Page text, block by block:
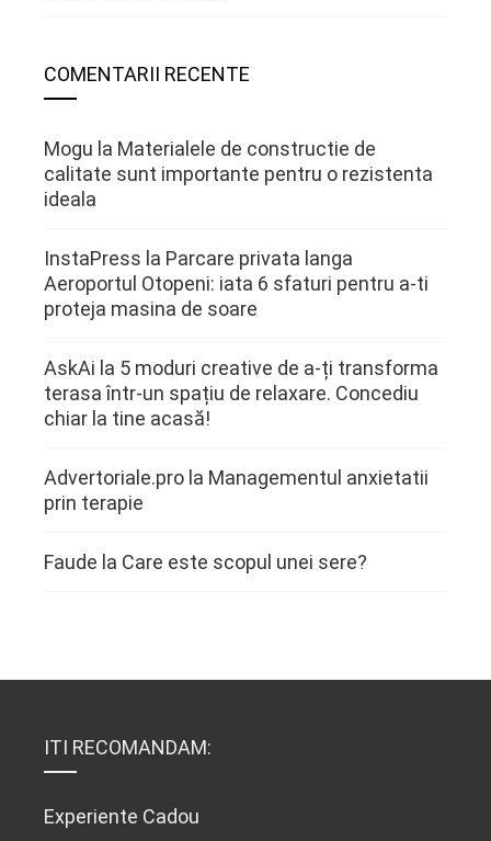
COMENTARII RECENTE
Mogu la Materialele de constructie de
calitate sunt importante pentru o rezistenta
ideala
InstaPress la Parcare privata langa
Aeroportul Otopeni: iata 6 sfaturi pentru a-ti
proteja masina de soare
AskAi la 5 moduri creative de a-ți transforma
terasa într-un spațiu de relaxare. Concediu
chiar la tine acasă!
Advertoriale.pro la Managementul anxietatii
prin terapie
Faude la Care este scopul unei sere?
ITI RECOMANDAM:
Experiente Cadou